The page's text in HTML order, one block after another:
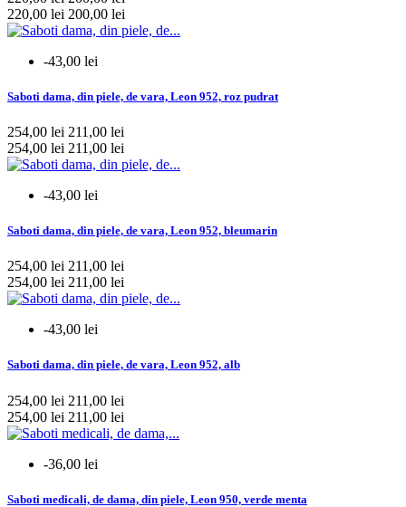
cauciuc 11
lemn 4
poliuretan
mai multe... mai putine
Bareta
da 88
nu 186
mai multe... mai putine
Autoclavabili
da 49
nu 16
mai multe...
mai putine
Pret
21 lei
Vezi produsele537
220,00 lei 200,00 lei
-43,00 lei
Saboti dama, din piele, de vara, Leon 952, roz pudrat
254,00 lei 211,00 lei
254,00 lei 211,00 lei
-43,00 lei
Saboti dama, din piele, de vara, Leon 952, bleumarin
254,00 lei 211,00 lei
254,00 lei 211,00 lei
-43,00 lei
Saboti dama, din piele, de vara, Leon 952, alb
254,00 lei 211,00 lei
254,00 lei 211,00 lei
-36,00 lei
Saboti medicali, de dama, din piele, Leon 950, verde menta